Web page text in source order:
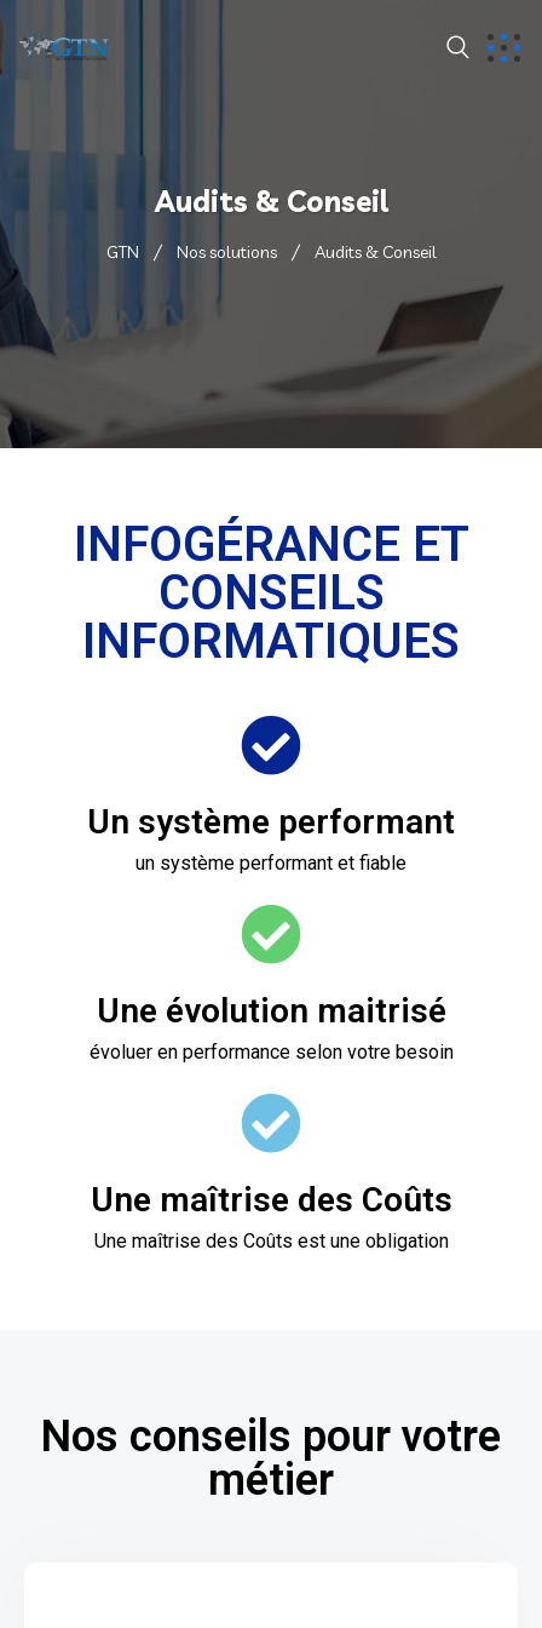
Audits & Conseil
GTN Nos solutions Audits & Conseil
INFOGÉRANCE ET
CONSEILS
INFORMATIQUES
Un système performant
un système performant et fiable
Une évolution maitrisé
évoluer en performance selon votre besoin
Une maîtrise des Coûts
Une maîtrise des Coûts est une obligation
Nos conseils pour votre
métier